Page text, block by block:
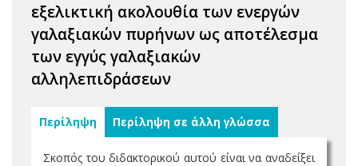
εξελικτική ακολουθία των ενεργών
γαλαξιακών πυρήνων ως αποτέλεσμα
των εγγύς γαλαξιακών
αλληλεπιδράσεων
Περίληψη Περίληψη σε άλλη γλώσσα
Σκοπός του διδακτορικού αυτού είναι να αναδείξει